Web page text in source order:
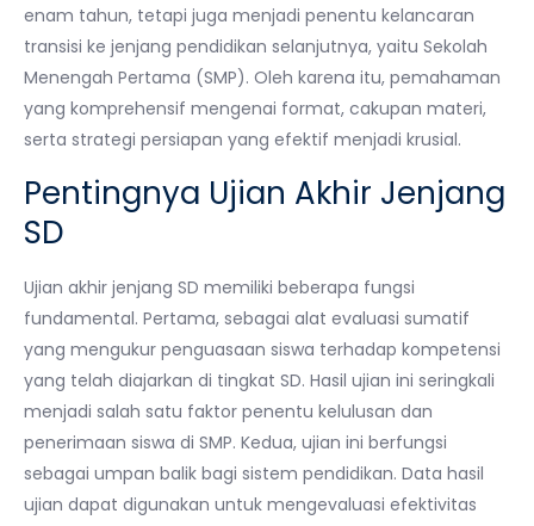
enam tahun, tetapi juga menjadi penentu kelancaran
transisi ke jenjang pendidikan selanjutnya, yaitu Sekolah
Menengah Pertama (SMP). Oleh karena itu, pemahaman
yang komprehensif mengenai format, cakupan materi,
serta strategi persiapan yang efektif menjadi krusial.
Pentingnya Ujian Akhir Jenjang
SD
Ujian akhir jenjang SD memiliki beberapa fungsi
fundamental. Pertama, sebagai alat evaluasi sumatif
yang mengukur penguasaan siswa terhadap kompetensi
yang telah diajarkan di tingkat SD. Hasil ujian ini seringkali
menjadi salah satu faktor penentu kelulusan dan
penerimaan siswa di SMP. Kedua, ujian ini berfungsi
sebagai umpan balik bagi sistem pendidikan. Data hasil
ujian dapat digunakan untuk mengevaluasi efektivitas